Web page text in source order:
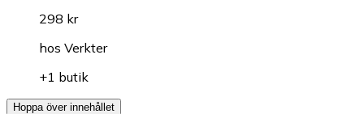
298 kr
hos Verkter
+1 butik
Hoppa över innehållet